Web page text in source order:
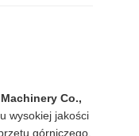
Co.,
wysokiej jakości
górniczego.